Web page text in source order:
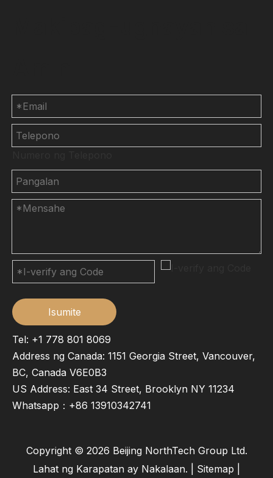
Isumite
Tel: +1 778 801 8069
Address ng Canada: 1151 Georgia Street, Vancouver,
BC, Canada V6E0B3
US Address: East 34 Street, Brooklyn NY 11234
Whatsapp： +86 13910342741
Copyright © 2026 Beijing NorthTech Group Ltd.
Lahat ng Karapatan ay Nakalaan. | Sitemap